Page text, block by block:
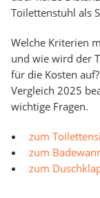
Toilettenstuhl als
Welche Kriterien
und wie wird der
für die Kosten
Vergleich 2025
wichtige Fragen.
zum
zum
zum